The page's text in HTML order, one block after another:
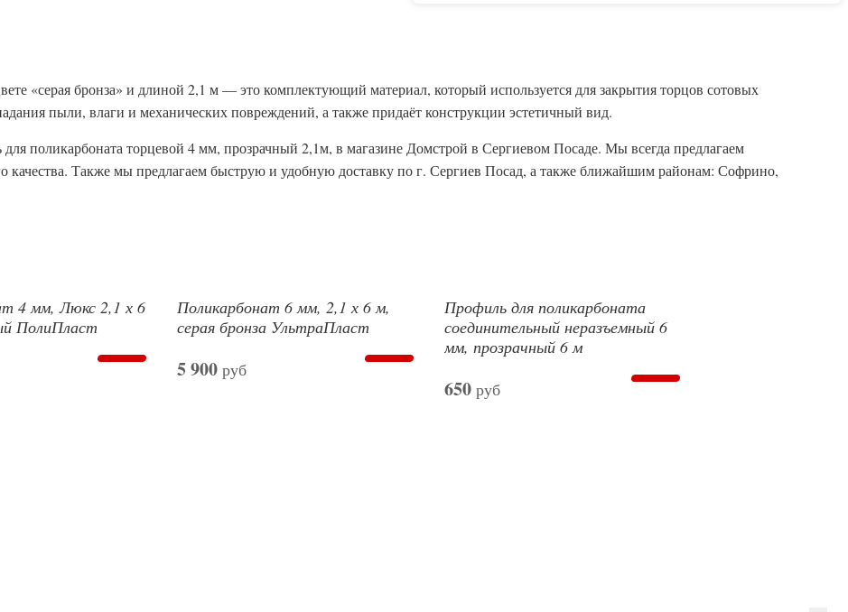
«серая бронза» и длиной 2,1 м — это комплектующий материал, который используется для закрытия торцов сотовых
пыли, влаги и механических повреждений, а также придаёт конструкции эстетичный вид.
поликарбоната торцевой 4 мм, прозрачный 2,1м, в магазине Домстрой в Сергиевом Посаде. Мы всегда предлагаем
качества. Также мы предлагаем быструю и удобную доставку по г. Сергиев Посад, а также ближайшим районам: Софрино,
4 мм, Люкс 2,1 х 6
ПолиПласт
Поликарбонат 6 мм, 2,1 х 6 м,
серая бронза УльтраПласт
5 900 руб
Профиль для поликарбоната
соединительный неразъемный 6
мм, прозрачный 6 м
650руб